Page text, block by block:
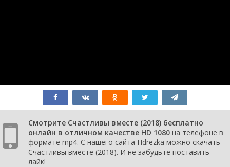
Смотрите Счастливы вместе (2018) бесплатно
онлайн в отличном качестве HD 1080 на телефоне в
формате mp4. С нашего сайта Hdrezka можно скачать
Счастливы вместе (2018). И не забудьте поставить
лайк!